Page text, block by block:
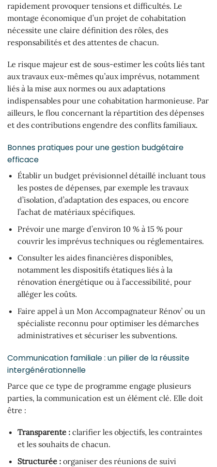
rapidement provoquer tensions et difficultés. Le
montage économique d’un projet de cohabitation
nécessite une claire définition des rôles, des
responsabilités et des attentes de chacun.
Le risque majeur est de sous-estimer les coûts liés tant
aux travaux eux-mêmes qu’aux imprévus, notamment
liés à la mise aux normes ou aux adaptations
indispensables pour une cohabitation harmonieuse. Par
ailleurs, le flou concernant la répartition des dépenses
et des contributions engendre des conflits familiaux.
Bonnes pratiques pour une gestion budgétaire
efficace
Établir un budget prévisionnel détaillé incluant tous
les postes de dépenses, par exemple les travaux
d’isolation, d’adaptation des espaces, ou encore
l’achat de matériaux spécifiques.
Prévoir une marge d’environ 10 % à 15 % pour
couvrir les imprévus techniques ou réglementaires.
Consulter les aides financières disponibles,
notamment les dispositifs étatiques liés à la
rénovation énergétique ou à l’accessibilité, pour
alléger les coûts.
Faire appel à un Mon Accompagnateur Rénov’ ou un
spécialiste reconnu pour optimiser les démarches
administratives et sécuriser les subventions.
Communication familiale : un pilier de la réussite
intergénérationnelle
Parce que ce type de programme engage plusieurs
parties, la communication est un élément clé. Elle doit
être :
Transparente :clarifier les objectifs, les contraintes
et les souhaits de chacun.
Structurée :organiser des réunions de suivi